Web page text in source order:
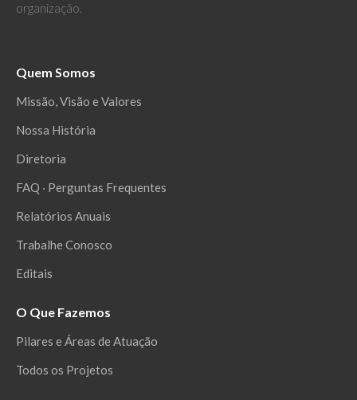
organização.
Quem Somos
Missão, Visão e Valores
Nossa História
Diretoria
FAQ ‧ Perguntas Frequentes
Relatórios Anuais
Trabalhe Conosco
Editais
O Que Fazemos
Pilares e Áreas de Atuação
Todos os Projetos